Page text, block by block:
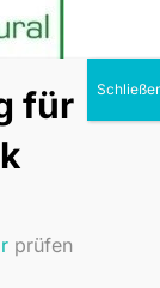
für
prüfen